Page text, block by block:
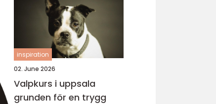
inspiration
02. June 2026
Valpkurs i uppsala
grunden för en trygg